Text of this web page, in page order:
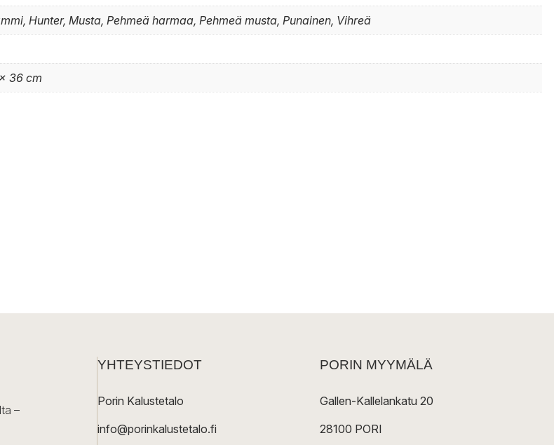
Hunter, Musta, Pehmeä harmaa, Pehmeä musta, Punainen, Vihreä
36 cm
–
YHTEYSTIEDOT
Porin Kalustetalo
info@porinkalustetalo.fi
PORIN MYYMÄLÄ
Gallen-Kallelankatu 20
28100 PORI